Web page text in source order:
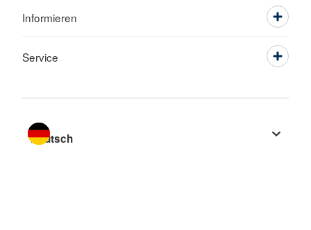
Informieren
Service
Sprache wechseln zu